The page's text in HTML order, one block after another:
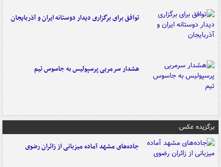
توافق برای برگزاری دیدار دوستانه ایران و آذربایجان
هشدار سرمربی پرسپولیس به جاسوس تیم
برگزیده عکس
جاده‌های مشهد آماده میزبانی از زائران رضوی